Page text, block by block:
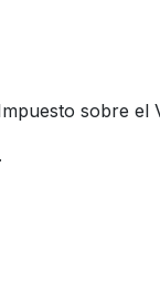
sobre el